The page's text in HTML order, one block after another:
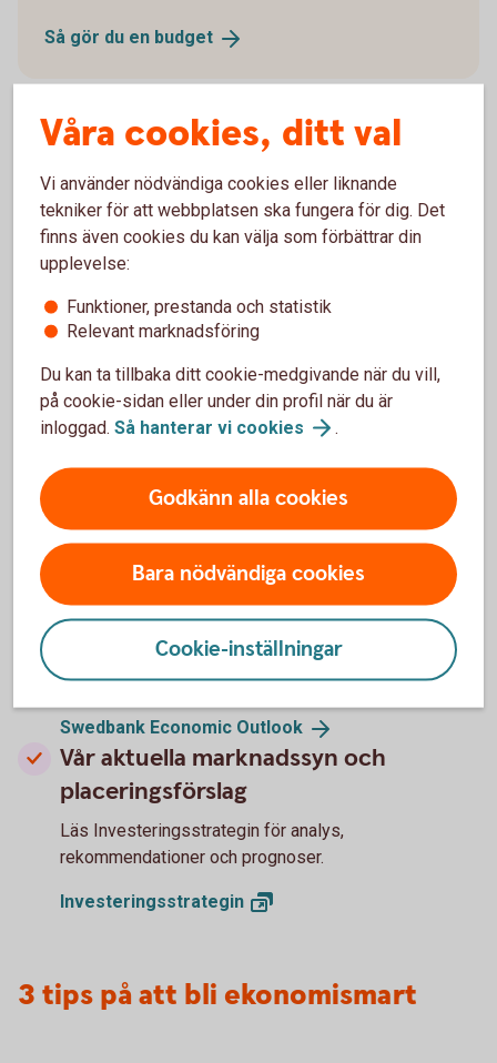
Så gör du en budget
Försäkra din ekonomi
Ekonomin kan svänga, det har vi sett de senaste
åren. Med en försäkring ökar du tryggheten för dig
Nödvändig och bra attha-försäkringar
Prognos för ekonomin framöver
Hur kommer ekonomin att utvecklas
för Sverige och omvärlden?
Läs vår konjunkturrapport - Swedbank Economic
Outlook - där våra experter delar med sig av sina
prognoser.
Swedbank Economic Outlook
Vår aktuella marknadssyn och
placeringsförslag
Läs Investeringsstrategin för analys,
rekommendationer och prognoser.
Investeringsstrategin
3 tips på att bli ekonomismart
Våra cookies, ditt val
Vi använder nödvändiga cookies eller liknande
tekniker för att webbplatsen ska fungera för dig. Det
finns även cookies du kan välja som förbättrar din
upplevelse:
Funktioner, prestanda och statistik
Relevant marknadsföring
Du kan ta tillbaka ditt cookie-medgivande när du vill,
på cookie-sidan eller under din profil när du är
inloggad. Så hanterar vi cookies .
Godkänn alla cookies
Bara nödvändiga cookies
Cookie-inställningar